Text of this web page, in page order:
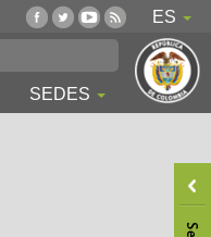
ES
SEDES